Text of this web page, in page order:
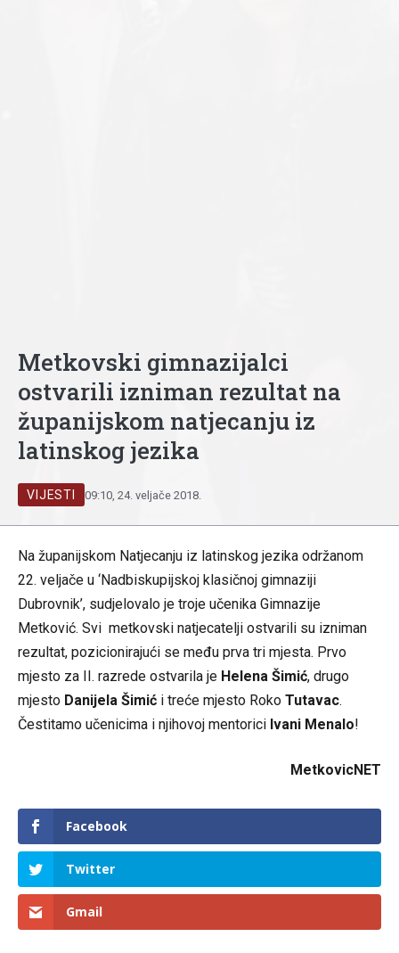
Metkovski gimnazijalci
ostvarili izniman rezultat na
županijskom natjecanju iz
latinskog jezika
VIJESTI 09:10, 24. veljače 2018.
Na županijskom Natjecanju iz latinskog jezika održanom
22. veljače u ‘Nadbiskupijskoj klasičnoj gimnaziji
Dubrovnik’, sudjelovalo je troje učenika Gimnazije
Metković. Svi metkovski natjecatelji ostvarili su izniman
rezultat, pozicionirajući se među prva tri mjesta. Prvo
mjesto za II. razrede ostvarila je Helena Šimić, drugo
mjesto Danijela Šimić i treće mjesto Roko Tutavac.
Čestitamo učenicima i njihovoj mentorici Ivani Menalo!
MetkovicNET
Facebook
Twitter
Gmail